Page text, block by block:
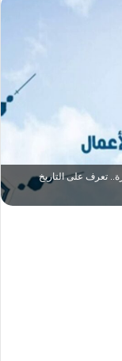
القاهرة.. تعرف على التاريخ